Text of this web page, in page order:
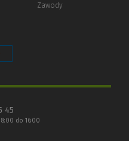
Zawody
45
8:00 do 16:00